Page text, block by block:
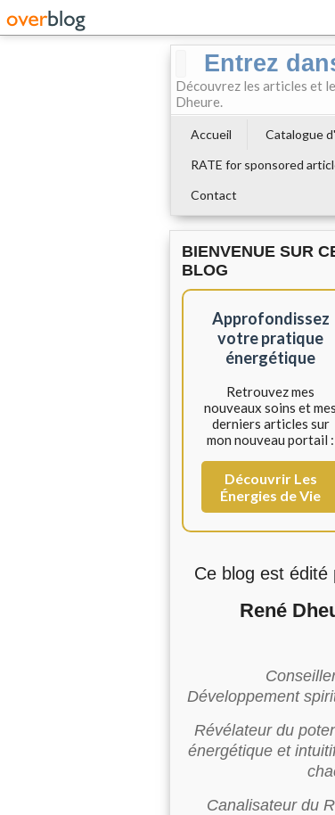
Entrez
Découvrez les articles et
Dheure.
Accueil Catalogue
RATE for sponsored
Contact
BIENVENUE SUR
BLOG
Approfondissez
votre pratique
énergétique
Retrouvez mes
nouveaux soins et mes
derniers articles sur
mon nouveau portail :
Découvrir Les
Énergies de Vie
Ce blog est édité
René
Développement
Révélateur du
énergétique et
Canalisateur du